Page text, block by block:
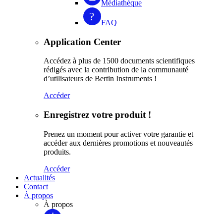
Médiathèque
FAQ
Application Center
Accédez à plus de 1500 documents scientifiques
rédigés avec la contribution de la communauté
d’utilisateurs de Bertin Instruments !
Accéder
Enregistrez votre produit !
Prenez un moment pour activer votre garantie et
accéder aux dernières promotions et nouveautés
produits.
Accéder
Actualités
Contact
À propos
À propos